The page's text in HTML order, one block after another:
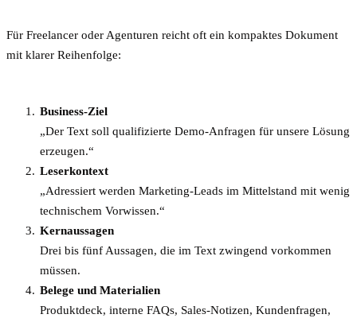
Für Freelancer oder Agenturen reicht oft ein kompaktes Dokument
mit klarer Reihenfolge:
Business-Ziel
„Der Text soll qualifizierte Demo-Anfragen für unsere Lösung
erzeugen.“
Leserkontext
„Adressiert werden Marketing-Leads im Mittelstand mit wenig
technischem Vorwissen.“
Kernaussagen
Drei bis fünf Aussagen, die im Text zwingend vorkommen
müssen.
Belege und Materialien
Produktdeck, interne FAQs, Sales-Notizen, Kundenfragen,